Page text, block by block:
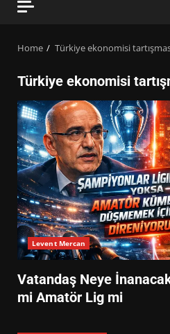
Home Türkiye ekonomisi
Türkiye ekonomisi
Levent Mercan
Vatandaş Neye
mi Amatör Lig mi